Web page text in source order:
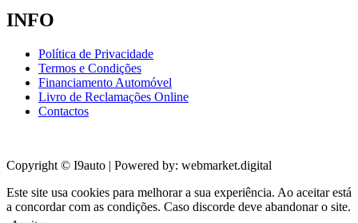
INFO
Política de Privacidade
Termos e Condições
Financiamento Automóvel
Livro de Reclamações Online
Contactos
Copyright © I9auto | Powered by: webmarket.digital
Este site usa cookies para melhorar a sua experiência. Ao aceitar está
a concordar com as condições. Caso discorde deve abandonar o site.